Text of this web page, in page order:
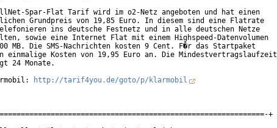
Spar-Flat Tarif wird im o2-Netz angeboten und hat einen
Grundpreis von 19,85 Euro. In diesem sind eine Flatrate
ins deutsche Festnetz und in alle deutschen Netze
sowie eine Internet Flat mit einem Highspeed-Datenvolumen
MB. Die SMS-Nachrichten kosten 9 Cent. F�r das Startpaket
einmalige Kosten von 19,95 Euro an. Die Mindestvertragslaufzeit
24 Monate.
http://tarif4you.de/goto/p/klarmobil
+